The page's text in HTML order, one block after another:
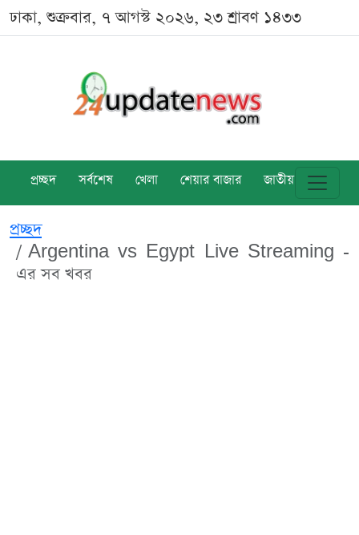
ঢাকা, শুক্রবার, ৭ আগস্ট ২০২৬, ২৩ শ্রাবণ ১৪৩৩
প্রচ্ছদ সর্বশেষ খেলা শেয়ার বাজার জাতীয় বিশ্ব
প্রচ্ছদ
Argentina vs Egypt Live Streaming -
এর সব খবর